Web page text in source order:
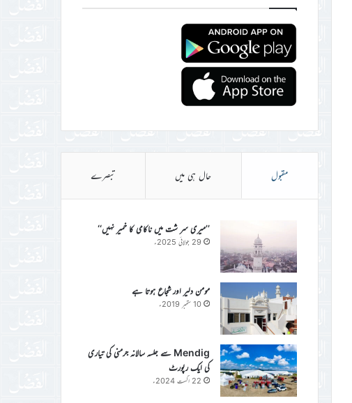
مقبول حال ہی میں تبصرے
’’میری سر شت میں ناکامی کا خمیر نہیں‘‘
29 جولائی 2025ء
مومن دلیر اور شجاع ہوتا ہے
10 ستمبر 2019ء
Mendig سے جلسہ سالانہ جرمنی کی تیاری
کی ایک رپورٹ
22 اگست 2024ء